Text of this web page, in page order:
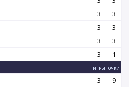
3
3
3
3
3
3
3 1
ИГРЫ ОЧКИ
3
9